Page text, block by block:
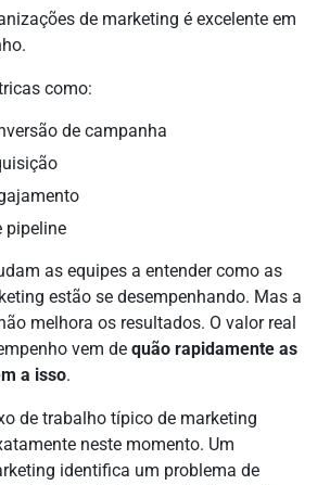
de marketing é excelente em
como:
de campanha
pipeline
as equipes a entender como as
estão se desempenhando. Mas a
melhora os resultados. O valor real
vem de quão rapidamente as
a isso.
de trabalho típico de marketing
neste momento. Um
identifica um problema de